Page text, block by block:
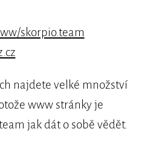
skorpio.team
najdete velké množství
www stránky je
jak dát o sobě vědět.